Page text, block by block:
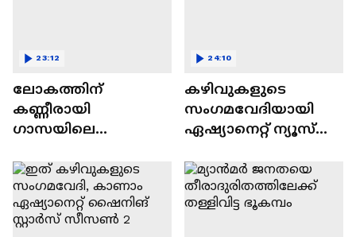
ലോകത്തിന്
കണ്ണീരായി
ഗാസയിലെ
കുഞ്ഞുങ്ങൾ
23:12
കഴിവുകളുടെ
സംഗമവേദിയായി
ഏഷ്യാനെറ്റ് ന്യൂസ്
സീസൺ 2
24:10